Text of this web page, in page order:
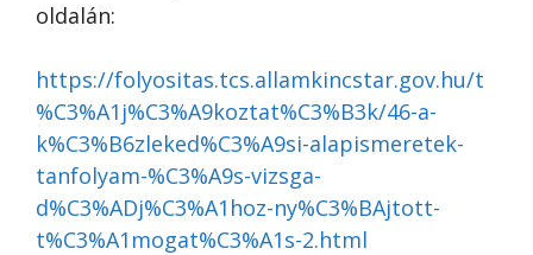
oldalán:
https://folyositas.tcs.allamkincstar.gov.hu/t
%C3%A1j%C3%A9koztat%C3%B3k/46-a-
k%C3%B6zleked%C3%A9si-alapismeretek-
tanfolyam-%C3%A9s-vizsga-
d%C3%ADj%C3%A1hoz-ny%C3%BAjtott-
t%C3%A1mogat%C3%A1s-2.html